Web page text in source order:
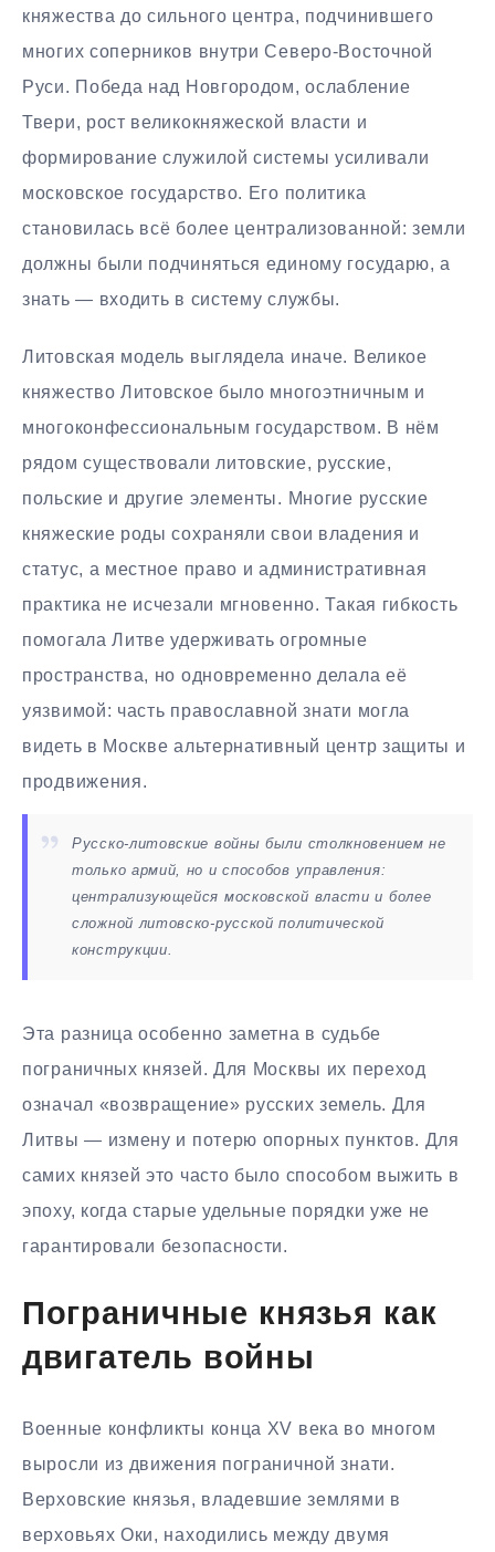
княжества до сильного центра, подчинившего
многих соперников внутри Северо-Восточной
Руси. Победа над Новгородом, ослабление
Твери, рост великокняжеской власти и
формирование служилой системы усиливали
московское государство. Его политика
становилась всё более централизованной: земли
должны были подчиняться единому государю, а
знать — входить в систему службы.
Литовская модель выглядела иначе. Великое
княжество Литовское было многоэтничным и
многоконфессиональным государством. В нём
рядом существовали литовские, русские,
польские и другие элементы. Многие русские
княжеские роды сохраняли свои владения и
статус, а местное право и административная
практика не исчезали мгновенно. Такая гибкость
помогала Литве удерживать огромные
пространства, но одновременно делала её
уязвимой: часть православной знати могла
видеть в Москве альтернативный центр защиты и
продвижения.
Русско-литовские войны были столкновением не
только армий, но и способов управления:
централизующейся московской власти и более
сложной литовско-русской политической
конструкции.
Эта разница особенно заметна в судьбе
пограничных князей. Для Москвы их переход
означал «возвращение» русских земель. Для
Литвы — измену и потерю опорных пунктов. Для
самих князей это часто было способом выжить в
эпоху, когда старые удельные порядки уже не
гарантировали безопасности.
Пограничные князья как
двигатель войны
Военные конфликты конца XV века во многом
выросли из движения пограничной знати.
Верховские князья, владевшие землями в
верховьях Оки, находились между двумя